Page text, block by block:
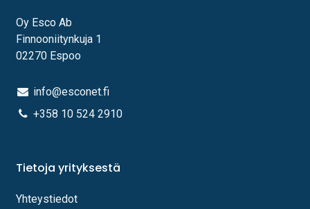
Oy Esco Ab
Finnooniitynkuja 1
02270 Espoo
info@esconet.fi
+358 10 524 2910
Tietoja yrityksestä
Yhteystiedot